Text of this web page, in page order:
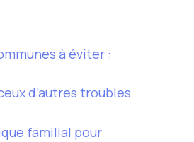
à éviter :
d’autres troubles
familial pour